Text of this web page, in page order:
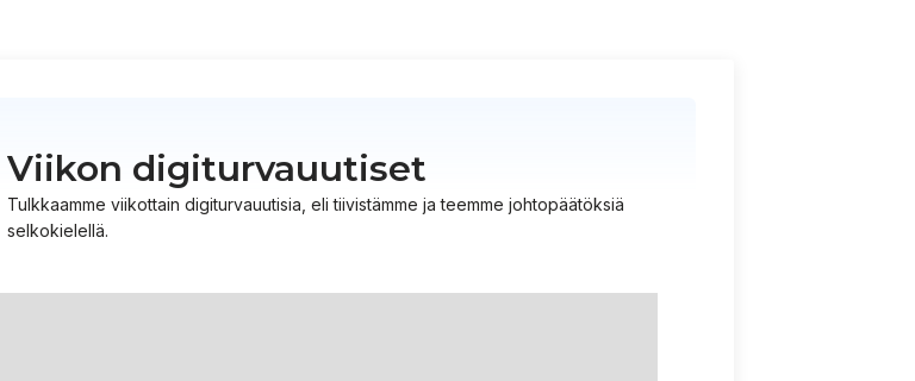
Viikon digiturvauutiset
Tulkkaamme viikottain digiturvauutisia, eli tiivistämme ja teemme johtopäätöksiä
selkokielellä.